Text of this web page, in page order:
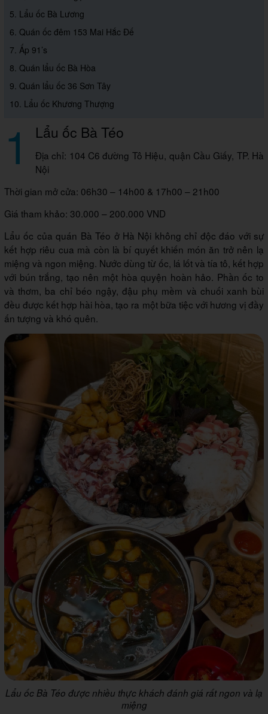
5. Lẩu ốc Bà Lương
6. Quán ốc đêm 153 Mai Hắc Đế
7. Ấp 91’s
8. Quán lẩu ốc Bà Hòa
9. Quán lẩu ốc 36 Sơn Tây
10. Lẩu ốc Khương Thượng
1 Lẩu ốc Bà Téo
Địa chỉ: 104 C6 đường Tô Hiệu, quận Cầu Giấy, TP. Hà
Nội
Thời gian mở cửa: 06h30 – 14h00 & 17h00 – 21h00
Giá tham khảo: 30.000 – 200.000 VND
Lẩu ốc của quán Bà Téo ở Hà Nội không chỉ độc đáo với sự
kết hợp riêu cua mà còn là bí quyết khiến món ăn trở nên lạ
miệng và ngon miệng. Nước dùng từ ốc, lá lốt và tía tô, kết hợp
với bún trắng, tạo nên một hòa quyện hoàn hảo. Phần ốc to
và thơm, ba chỉ béo ngậy, đậu phụ mềm và chuối xanh bùi
đều được kết hợp hài hòa, tạo ra một bữa tiệc với hương vị đầy
ấn tượng và khó quên.
Lẩu ốc Bà Téo được nhiều thực khách đánh giá rất ngon và lạ
miệng